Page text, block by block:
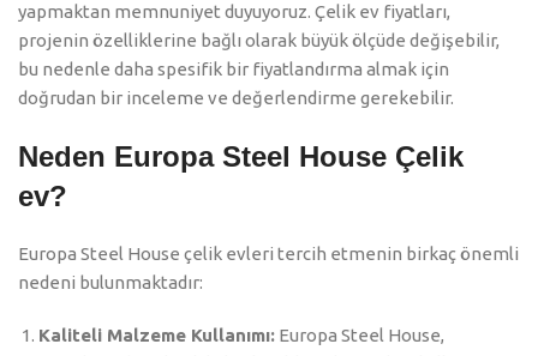
yapmaktan memnuniyet duyuyoruz. Çelik ev fiyatları,
projenin özelliklerine bağlı olarak büyük ölçüde değişebilir,
bu nedenle daha spesifik bir fiyatlandırma almak için
doğrudan bir inceleme ve değerlendirme gerekebilir.
Neden Europa Steel House Çelik
ev?
Europa Steel House çelik evleri tercih etmenin birkaç önemli
nedeni bulunmaktadır:
Kaliteli Malzeme Kullanımı: Europa Steel House,